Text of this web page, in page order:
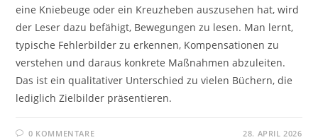
eine Kniebeuge oder ein Kreuzheben auszusehen hat, wird
der Leser dazu befähigt, Bewegungen zu lesen. Man lernt,
typische Fehlerbilder zu erkennen, Kompensationen zu
verstehen und daraus konkrete Maßnahmen abzuleiten.
Das ist ein qualitativer Unterschied zu vielen Büchern, die
lediglich Zielbilder präsentieren.
0 KOMMENTARE 28. APRIL 2026